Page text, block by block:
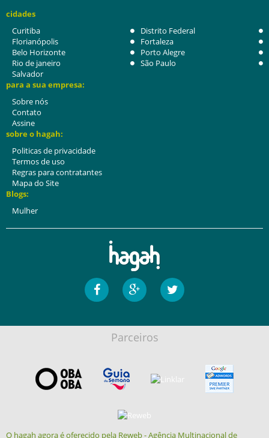
cidades
Curitiba
Distrito Federal
Florianópolis
Fortaleza
Belo Horizonte
Porto Alegre
Rio de janeiro
São Paulo
Salvador
para a sua empresa:
Sobre nós
Contato
Assine
sobre o hagah:
Politicas de privacidade
Termos de uso
Regras para contratantes
Mapa do Site
Blogs:
Mulher
Parceiros
O hagah agora é oferecido pela Reweb - Agência Multinacional de